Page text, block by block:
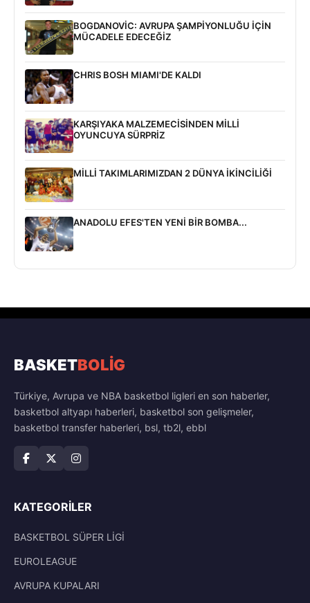
BOGDANOVİC: AVRUPA ŞAMPİYONLUĞU İÇİN
MÜCADELE EDECEĞİZ
CHRIS BOSH MIAMI'DE KALDI
KARŞIYAKA MALZEMECİSİNDEN MİLLİ
OYUNCUYA SÜRPRİZ
MİLLİ TAKIMLARIMIZDAN 2 DÜNYA İKİNCİLİĞİ
ANADOLU EFES'TEN YENİ BİR BOMBA...
BASKETBOLİG
Türkiye, Avrupa ve NBA basketbol ligleri en son haberler,
basketbol altyapı haberleri, basketbol son gelişmeler,
basketbol transfer haberleri, bsl, tb2l, ebbl
KATEGORILER
BASKETBOL SÜPER LİGİ
EUROLEAGUE
AVRUPA KUPALARI